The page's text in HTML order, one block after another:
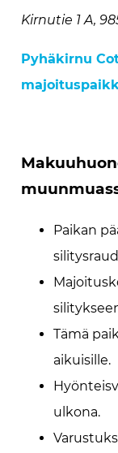
Kirnutie 1 A,
Pyhäkirnu
Paikan
Tämä
aikuisille.
ulkona.